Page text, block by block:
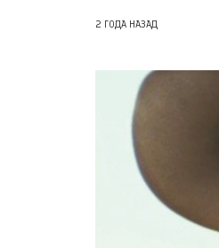
2 ГОДА НАЗАД